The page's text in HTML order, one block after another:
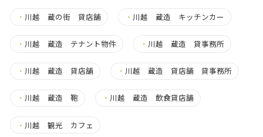
・ 川越 蔵の街 貸店舗 ・ 川越 蔵造 キッチンカー
・ 川越 蔵造 テナント物件 ・ 川越 蔵造 貸事務所
・ 川越 蔵造 貸店舗 ・ 川越 蔵造 貸店舗 貸事務所
・ 川越 蔵造 鞄 ・ 川越 蔵造 飲食貸店舗
・ 川越 観光 カフェ